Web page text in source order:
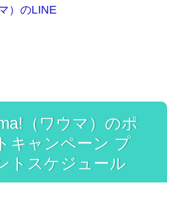
）のLINE
（ワウマ）のポ
キャンペーン プ
トスケジュール